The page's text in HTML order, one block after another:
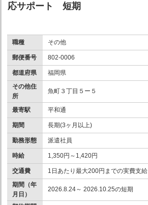
応サポート 短期
職種 その他
郵便番号 802-0006
都道府県
福岡県
その他住
所
魚町３丁目５ー５
最寄駅 平和通
期間 長期(3ヶ月以上)
勤務形態 派遣社員
時給 1,350円～1,420円
交通費
1日あたり最大200円までの実費支給
期間（年
月日）
2026.8.24～ 2026.10.25の短期